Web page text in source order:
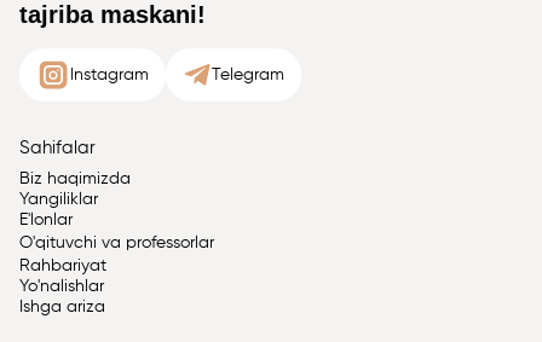
tajriba maskani!
Instagram Telegram
Sahifalar
Biz haqimizda
Yangiliklar
E'lonlar
O'qituvchi va professorlar
Rahbariyat
Yo'nalishlar
Ishga ariza